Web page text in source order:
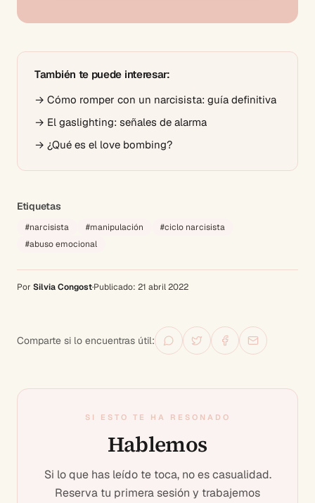
También te puede interesar:
→ Cómo romper con un narcisista: guía definitiva
→ El gaslighting: señales de alarma
→ ¿Qué es el love bombing?
Etiquetas
#narcisista #manipulación #ciclo narcisista
#abuso emocional
Por Silvia Congost·Publicado: 21 abril 2022
Comparte si lo encuentras útil:
SI ESTO TE HA RESONADO
Hablemos
Si lo que has leído te toca, no es casualidad.
Reserva tu primera sesión y trabajemos